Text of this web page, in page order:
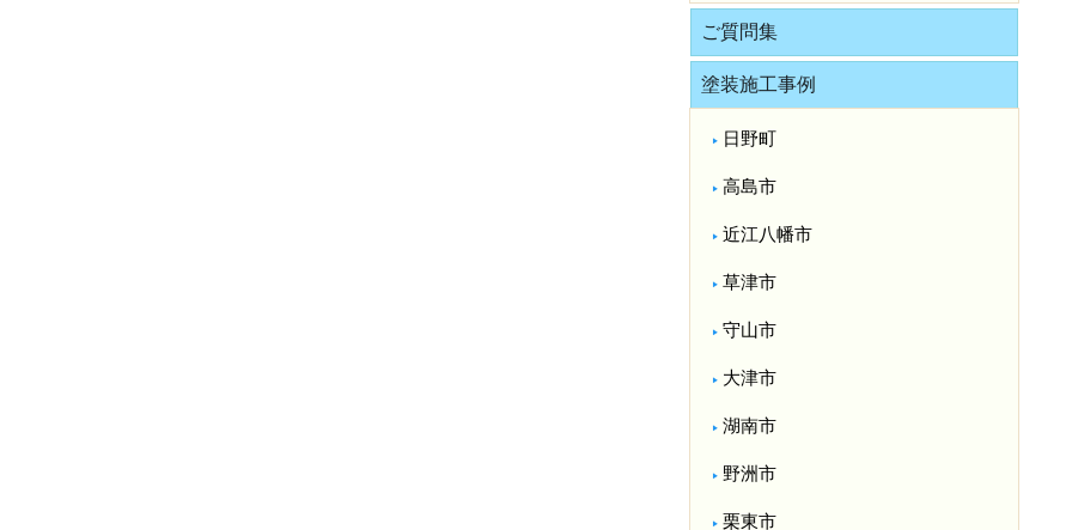
ご質問集
塗装施工事例
日野町
高島市
近江八幡市
草津市
守山市
大津市
湖南市
野洲市
栗東市